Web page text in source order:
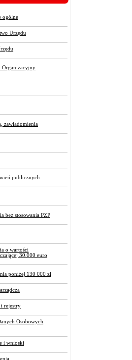
ogólne
Urzędu
Organizacyjny
zawiadomienia
publicznych
bez stosowania PZP
o wartości
30.000 euro
poniżej 130 000 zł
rejestry
Osobowych
i wnioski